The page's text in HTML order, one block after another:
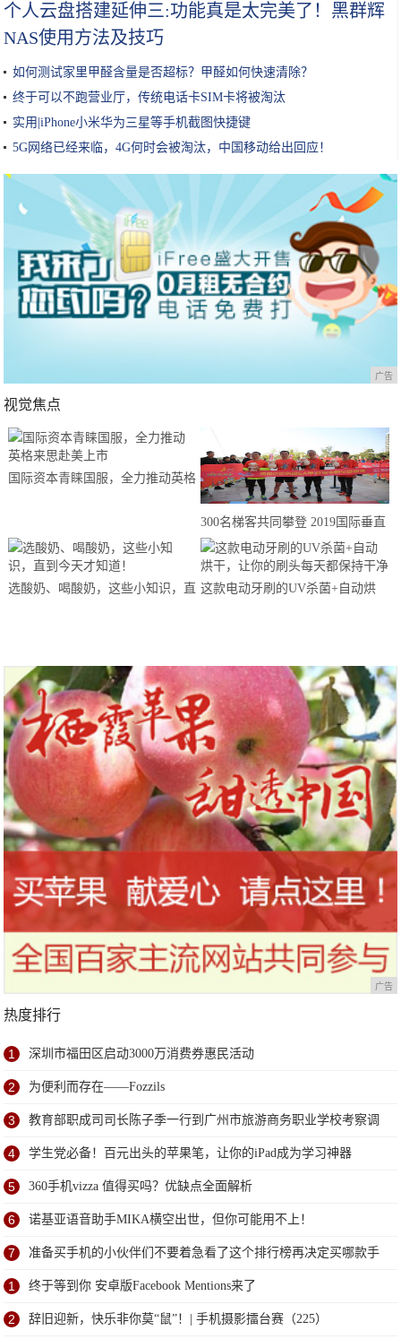
个人云盘搭建延伸三:功能真是太完美了！黑群辉
NAS使用方法及技巧
如何测试家里甲醛含量是否超标？甲醛如何快速清除？
终于可以不跑营业厅，传统电话卡SIM卡将被淘汰
实用|iPhone小米华为三星等手机截图快捷键
5G网络已经来临，4G何时会被淘汰，中国移动给出回应！
广告
视觉焦点
国际资本青睐国服，全力推动英格
300名梯客共同攀登 2019国际垂直
马拉松超级精英赛顺德海骏达中心
站欢乐开跑
选酸奶、喝酸奶，这些小知识，直 这款电动牙刷的UV杀菌+自动烘
广告
热度排行
1 深圳市福田区启动3000万消费券惠民活动
2 为便利而存在——Fozzils
3 教育部职成司司长陈子季一行到广州市旅游商务职业学校考察调
研
4 学生党必备！百元出头的苹果笔，让你的iPad成为学习神器
5 360手机vizza 值得买吗？优缺点全面解析
6 诺基亚语音助手MIKA横空出世，但你可能用不上！
7 准备买手机的小伙伴们不要着急看了这个排行榜再决定买哪款手
机吧
1 终于等到你 安卓版Facebook Mentions来了
2 辞旧迎新，快乐非你莫“鼠”！| 手机摄影擂台赛（225）